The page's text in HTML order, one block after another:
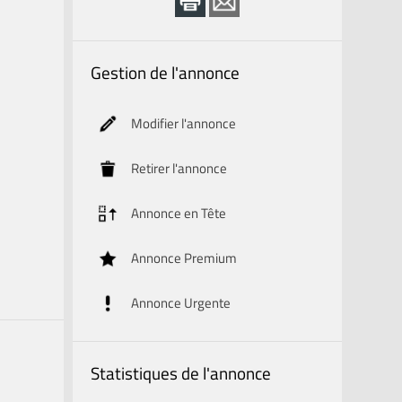
Gestion de l'annonce
Modifier l'annonce
Retirer l'annonce
Annonce en Tête
Annonce Premium
Annonce Urgente
Statistiques de l'annonce